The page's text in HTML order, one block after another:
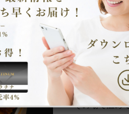
情熱 鰻重
その場で温め